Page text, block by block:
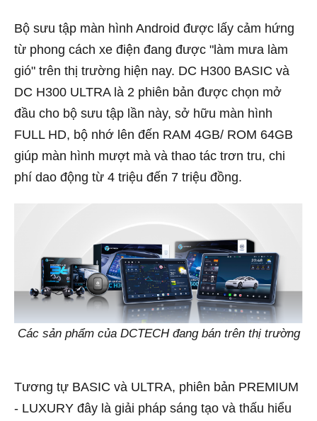
Bộ sưu tập màn hình Android được lấy cảm hứng
từ phong cách xe điện đang được "làm mưa làm
gió" trên thị trường hiện nay. DC H300 BASIC và
DC H300 ULTRA là 2 phiên bản được chọn mở
đầu cho bộ sưu tập lần này, sở hữu màn hình
FULL HD, bộ nhớ lên đến RAM 4GB/ ROM 64GB
giúp màn hình mượt mà và thao tác trơn tru, chi
phí dao động từ 4 triệu đến 7 triệu đồng.
Các sản phẩm của DCTECH đang bán trên thị trường
Tương tự BASIC và ULTRA, phiên bản PREMIUM
- LUXURY đây là giải pháp sáng tạo và thấu hiểu